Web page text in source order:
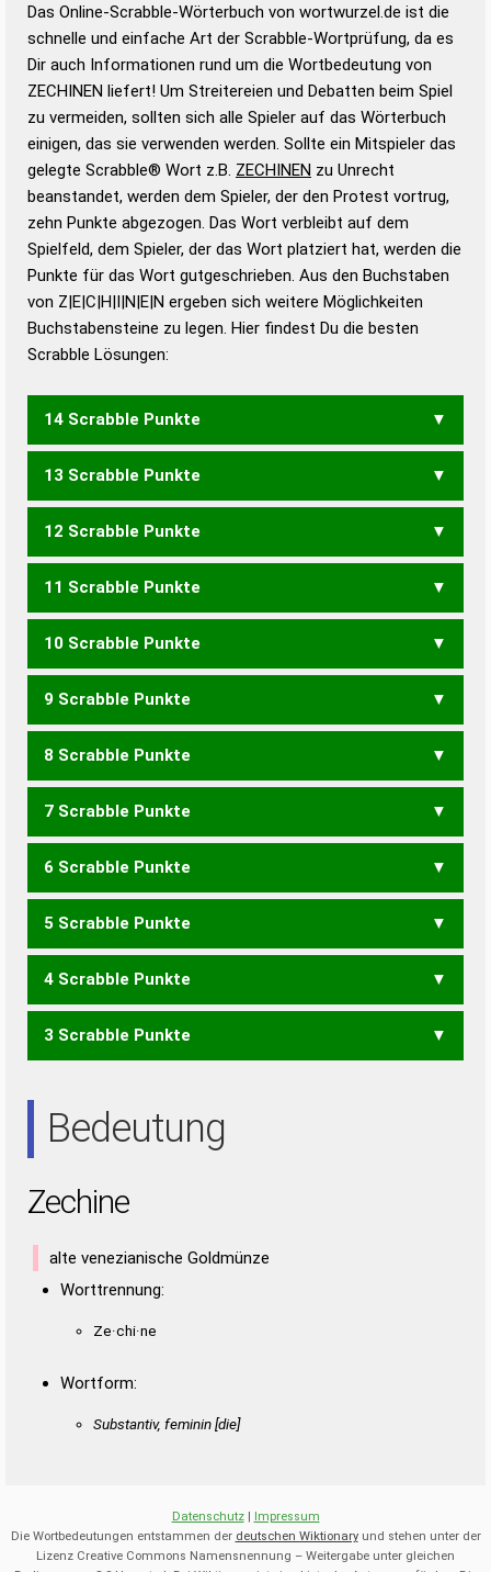
Wortwurzel liefert mit Hilfe eines semantischen
Wortanalyse-Algorithmus gute Anhaltspunkte zu
Wortbedeutung, Worttrennung und Wortform, um die
Gültigkeit eines Wortes für das Scrabble-Spiel zu
bestimmen!
zugelassene Turnier Scrabble-
Wörterbücher sind:
Duden – Standardwerk in 12 Bänden
Duden – Richtiges und gutes
Deutsch
Duden – Die deutsche Grammatik
Duden – Deutsches
Das Online-Scrabble-Wörterbuch von wortwurzel.de ist die
schnelle und einfache Art der Scrabble-Wortprüfung, da es
Dir auch Informationen rund um die Wortbedeutung von
ZECHINEN liefert! Um Streitereien und Debatten beim Spiel
zu vermeiden, sollten sich alle Spieler auf das Wörterbuch
einigen, das sie verwenden werden. Sollte ein Mitspieler das
gelegte Scrabble® Wort z.B. ZECHINEN zu Unrecht
beanstandet, werden dem Spieler, der den Protest vortrug,
zehn Punkte abgezogen. Das Wort verbleibt auf dem
Spielfeld, dem Spieler, der das Wort platziert hat, werden die
Punkte für das Wort gutgeschrieben. Aus den Buchstaben
von Z|E|C|H|I|N|E|N ergeben sich weitere Möglichkeiten
Buchstabensteine zu legen. Hier findest Du die besten
Scrabble Lösungen:
14 Scrabble Punkte
ZEICHNEN
13 Scrabble Punkte
ZEICHEN ZEICHNE ZIECHEN
12 Scrabble Punkte
ZECHEN ZIECHE
11 Scrabble Punkte
ZECHE
10 Scrabble Punkte
EICHEN HEINZEN
9 Scrabble Punkte
EICHE HEINZE HEIZEN
8 Scrabble Punkte
EHEC EICH INCH HEINZ
ZIEHE ZEINEN
7 Scrabble Punkte
ICH HEIZ ZEHE ZEHN
6 Scrabble Punkte
ICE ZEH ZINN HEINE
5 Scrabble Punkte
ZEN EHEN EINEN
4 Scrabble Punkte
EHE HEI HIE IHN EINE
3 Scrabble Punkte
Bedeutung
Zechine
alte venezianische Goldmünze
Worttrennung:
Ze·chi·ne
Wortform:
Substantiv, feminin [die]
Datenschutz| Impressum
Die Wortbedeutungen entstammen der deutschen Wiktionaryund stehen unter der
Lizenz Creative Commons Namensnennung – Weitergabe unter gleichen